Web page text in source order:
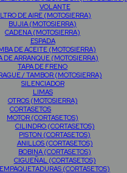
VOLANTE
DE AIRE (MOTOSIERRA)
BUJIA (MOTOSIERRA)
CADENA (MOTOSIERRA)
ESPADA
DE ACEITE (MOTOSIERRA)
DE ARRANQUE (MOTOSIERRA)
TAPA DE FRENO
/ TAMBOR (MOTOSIERRA)
SILENCIADOR
LIMAS
OTROS (MOTOSIERRA)
CORTASETOS
MOTOR (CORTASETOS)
CILINDRO (CORTASETOS)
PISTON (CORTASETOS)
ANILLOS (CORTASETOS)
BOBINA (CORTASETOS)
CIGUEÑAL (CORTASETOS)
EMPAQUETADURAS (CORTASETOS)